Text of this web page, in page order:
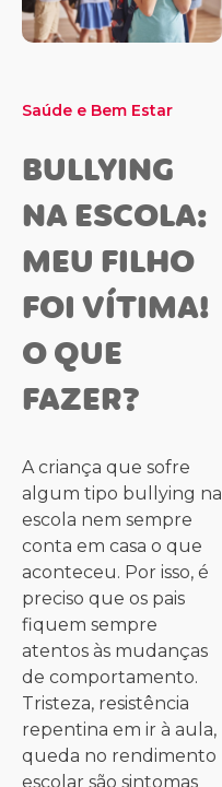
Saúde e Bem Estar
BULLYING
NA ESCOLA:
MEU FILHO
FOI VÍTIMA!
O QUE
FAZER?
A criança que sofre
algum tipo bullying na
escola nem sempre
conta em casa o que
aconteceu. Por isso, é
preciso que os pais
fiquem sempre
atentos às mudanças
de comportamento.
Tristeza, resistência
repentina em ir à aula,
queda no rendimento
escolar são sintomas